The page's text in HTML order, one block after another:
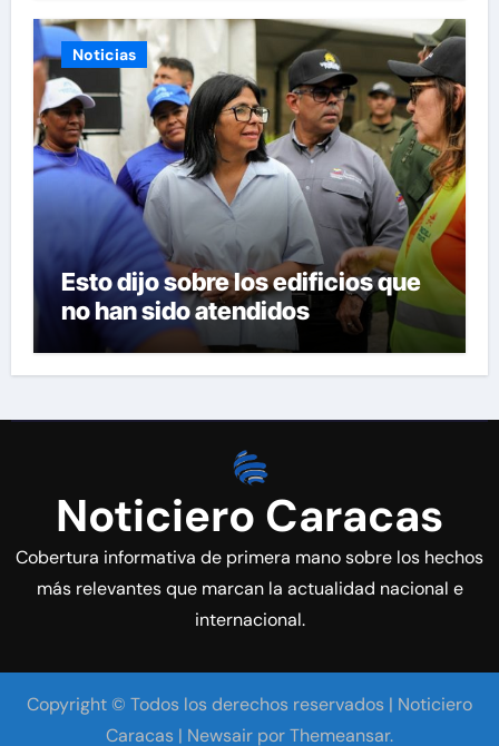
Noticias
Esto dijo sobre los edificios que
no han sido atendidos
Noticiero Caracas
Cobertura informativa de primera mano sobre los hechos
más relevantes que marcan la actualidad nacional e
internacional.
Copyright © Todos los derechos reservados | Noticiero
Caracas | Newsair porThemeansar.